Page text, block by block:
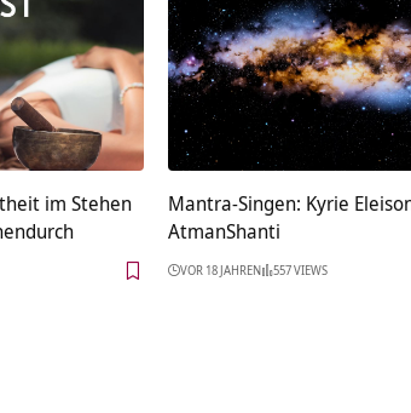
im Stehen
Mantra-Singen: Kyrie
AtmanShanti
VOR 18 JAHREN 557 VIEWS